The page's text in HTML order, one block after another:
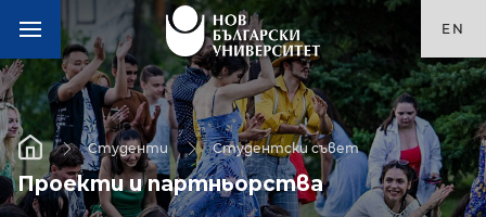
EN
Студенти Студентски съвет
Проекти и партньорства